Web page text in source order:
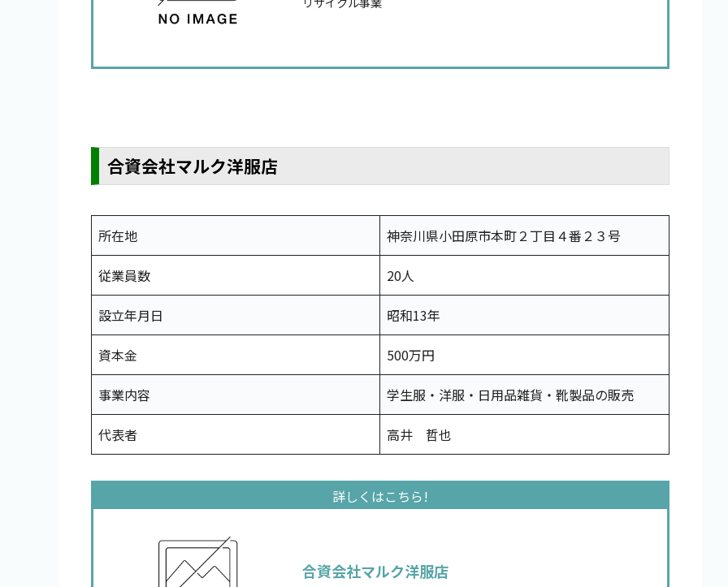
合資会社マルク洋服店
所在地 神奈川県小田原市本町２丁目４番２３号
従業員数 20人
設立年月日 昭和13年
資本金 500万円
事業内容 学生服・洋服・日用品雑貨・靴製品の販売
代表者 高井 哲也
合資会社マルク洋服店